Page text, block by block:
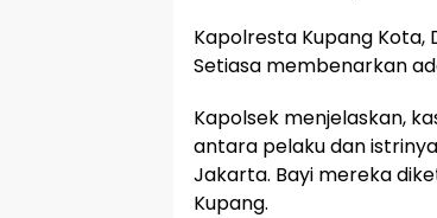
Kapolresta Kupang Kota,
Setiasa membenarkan
Kapolsek menjelaskan,
antara pelaku dan
Jakarta. Bayi mereka
Kupang.